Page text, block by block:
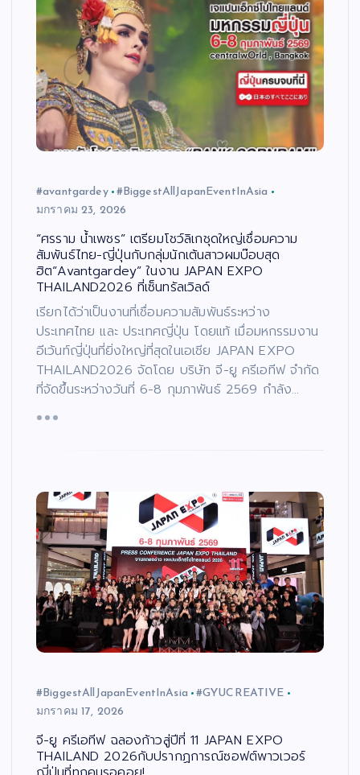
#avantgardey
#BiggestAllJapanEventInAsia
มกราคม 23, 2026
“ศรราม น้ำเพชร” เตรียมโชว์ลิเกชุดใหญ่เชื่อมความ
สัมพันธ์ไทย-ญี่ปุ่นกับกลุ่มนักเต้นสาวผมบ๊อบสุด
ฮิต“Avantgardey” ในงาน JAPAN EXPO
THAILAND2026 ที่เซ็นทรัลเวิลด์
เรียกได้ว่าเป็นงานที่เชื่อมความสัมพันธ์ระหว่าง
ประเทศไทย และ ประเทศญี่ปุ่น โดยแท้ เมื่อมหกรรมงาน
อีเว้นท์ญี่ปุ่นที่ยิ่งใหญ่ที่สุดในเอเชีย JAPAN EXPO
THAILAND2026 จัดโดย บริษัท จี-ยู ครีเอทีฟ จำกัด
ที่จัดขึ้นระหว่างวันที่ 6-8 กุมภาพันธ์ 2569 กำลัง…
#BiggestAllJapanEventInAsia
#GYUCREATIVE
มกราคม 17, 2026
จี-ยู ครีเอทีฟ ฉลองก้าวสู่ปีที่ 11 JAPAN EXPO
THAILAND 2026กับปรากฏการณ์ซอฟต์พาวเวอร์